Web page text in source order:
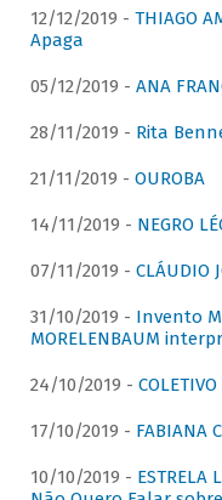
12/12/2019 - THIAGO
Apaga
05/12/2019 - ANA
28/11/2019 - Rita
21/11/2019 - OUROBA
14/11/2019 - NEGRO
07/11/2019 - CLÁUDIO
31/10/2019 - Invento
MORELENBAUM
24/10/2019 -
17/10/2019 - FABIANA
10/10/2019 - ESTRELA